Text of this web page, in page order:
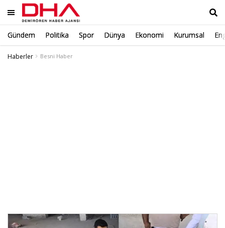
Gündem Politika Spor Dünya Ekonomi Kurumsal
Haberler
Besni Haber